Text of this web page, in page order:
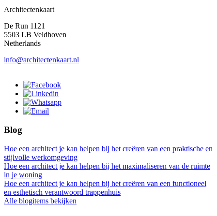
Architectenkaart
De Run 1121
5503 LB Veldhoven
Netherlands
info@architectenkaart.nl
Blog
Hoe een architect je kan helpen bij het creëren van een praktische en
stijlvolle werkomgeving
Hoe een architect je kan helpen bij het maximaliseren van de ruimte
in je woning
Hoe een architect je kan helpen bij het creëren van een functioneel
en esthetisch verantwoord trappenhuis
Alle blogitems bekijken